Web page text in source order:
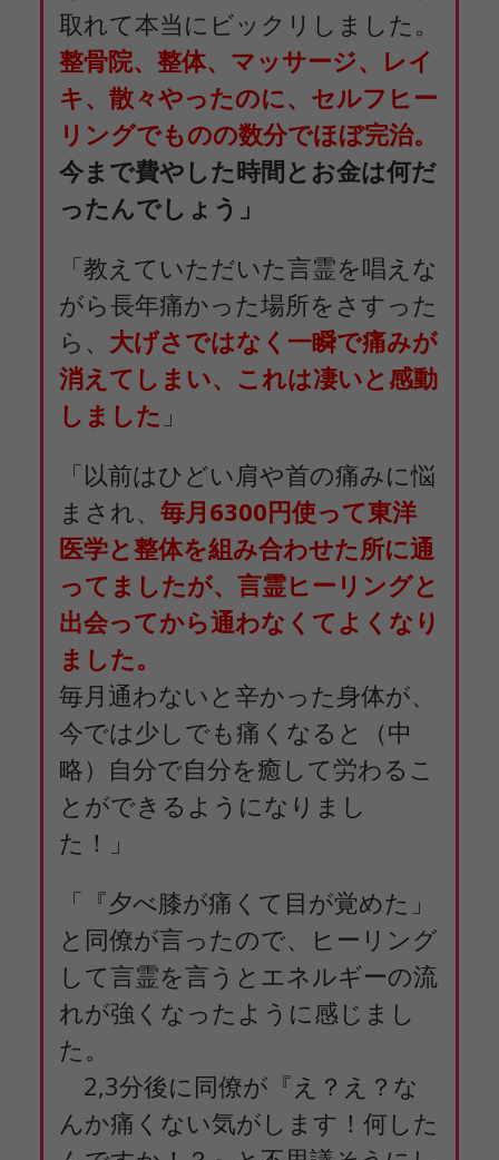
取れて本当にビックリしました。
整骨院、整体、マッサージ、レイ
キ、散々やったのに、セルフヒー
リングでものの数分でほぼ完治。
今まで費やした時間とお金は何だ
ったんでしょう」
「教えていただいた言霊を唱えな
がら長年痛かった場所をさすった
ら、 大げさではなく一瞬で痛みが
消えてしまい、これは凄いと感動
しました 」
「以前はひどい肩や首の痛みに悩
まされ、 毎月6300円使って東洋
医学と整体を組み合わせた所に通
ってましたが、言霊ヒーリングと
出会ってから通わなくてよくなり
ました。
毎月通わないと辛かった身体が、
今では少しでも痛くなると（中
略）自分で自分を癒して労わるこ
とができるようになりまし
た！」
「『夕べ膝が痛くて目が覚めた」
と同僚が言ったので、ヒーリング
して言霊を言うとエネルギーの流
れが強くなったように感じまし
た。
2,3分後に同僚が『え？え？な
んか痛くない気がします！何した